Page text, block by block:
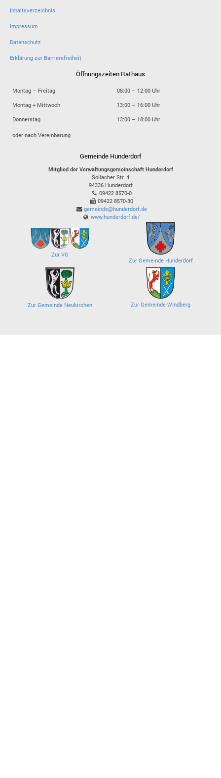
Inhaltsverzeichnis
Impressum
Datenschutz
Erklärung zur Barrierefreiheit
Öffnungszeiten Rathaus
Montag – Freitag
08:00 – 12:00 Uhr
Montag + Mittwoch
13:00 – 16:00 Uhr
Donnerstag
13:00 – 18:00 Uhr
oder nach Vereinbarung
Gemeinde Hunderdorf
Mitglied der Verwaltungsgemeinschaft Hunderdorf
Sollacher Str. 4
94336 Hunderdorf
09422 8570-0
09422 8570-30
gemeinde@hunderdorf.de
www.hunderdorf.de/
Zur VG
Zur Gemeinde Hunderdorf
Zur Gemeinde Neukirchen Zur Gemeinde Windberg